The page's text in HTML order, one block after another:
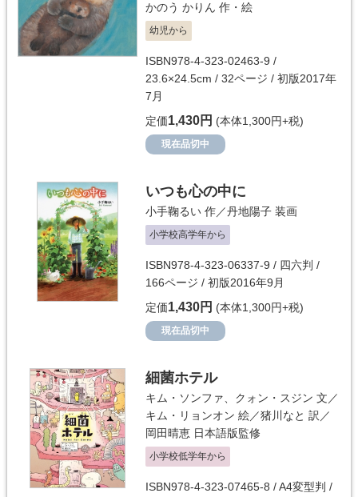
かのう かりん 作・絵
幼児から
ISBN978-4-323-02463-9 /
23.6×24.5cm / 32ページ / 初版2017年
7月
定価1,430円 (本体1,300円+税)
現在品切中
いつも心の中に
小手鞠るい 作／丹地陽子 装画
小学校高学年から
ISBN978-4-323-06337-9 / 四六判 /
166ページ / 初版2016年9月
定価1,430円 (本体1,300円+税)
現在品切中
細菌ホテル
キム・ソンファ、クォン・スジン 文／
キム・リョンオン 絵／猪川なと 訳／
岡田晴恵 日本語版監修
小学校低学年から
ISBN978-4-323-07465-8 / A4変型判 /